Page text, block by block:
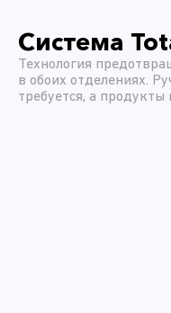
Система
Технология
в обоих отделениях.
требуется, а